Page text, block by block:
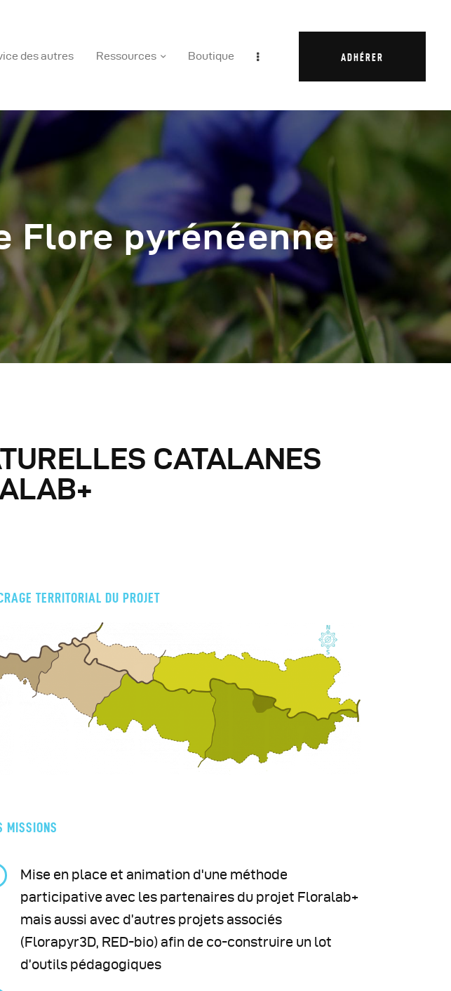
des autres Ressources Boutique ADHÉRER
Flore pyrénéenne
CATALANES
TERRITORIAL DU PROJET
MISSIONS
Mise en place et animation d'une méthode
participative avec les partenaires du projet Floralab+
mais aussi avec d’autres projets associés
(Florapyr3D, RED-bio) afin de co-construire un lot
d’outils pédagogiques